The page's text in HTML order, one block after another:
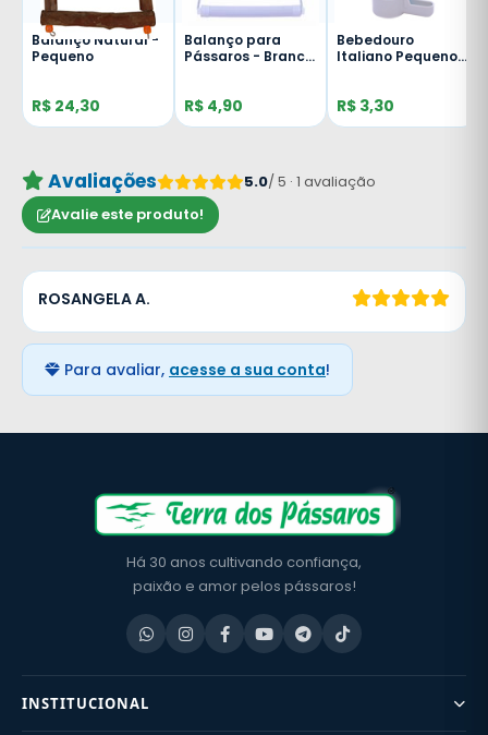
Balanço Natural -
Pequeno
R$ 24,30
Balanço para
Pássaros - Branco
R$ 4,90
Bebedouro
Italiano Pequeno -
R$ 3,30
Avaliações 5.0/ 5 · 1 avaliação
Avalie este produto!
ROSANGELA A.
Para avaliar, acesse a sua conta!
Há 30 anos cultivando confiança,
paixão e amor pelos pássaros!
INSTITUCIONAL